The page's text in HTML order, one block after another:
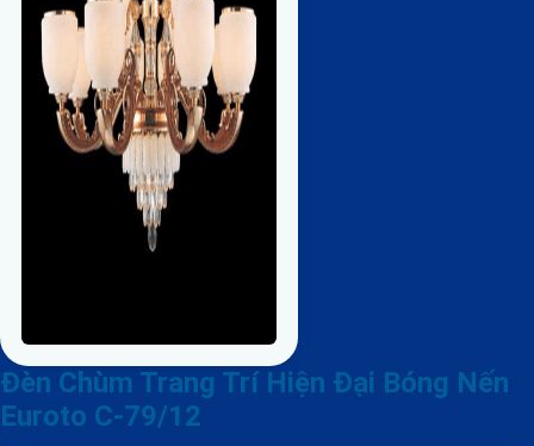
Đèn Chùm Trang Trí Hiện Đại Bóng Nến
Euroto C-79/12